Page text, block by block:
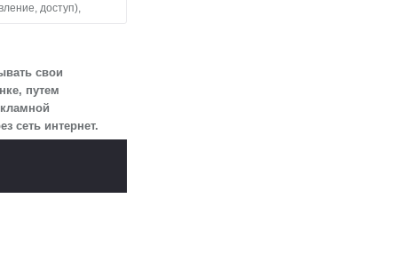
доступ),
на сайте
определенной
свои
путем
сеть интернет.